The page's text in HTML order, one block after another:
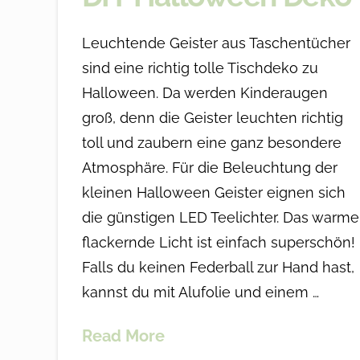
Leuchtende Geister aus Taschentücher
sind eine richtig tolle Tischdeko zu
Halloween. Da werden Kinderaugen
groß, denn die Geister leuchten richtig
toll und zaubern eine ganz besondere
Atmosphäre. Für die Beleuchtung der
kleinen Halloween Geister eignen sich
die günstigen LED Teelichter. Das
flackernde Licht ist einfach superschön!
Falls du keinen Federball zur Hand hast,
kannst du mit Alufolie und einem …
Read More